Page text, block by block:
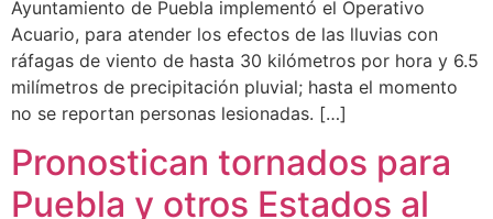
Ayuntamiento de Puebla implementó el Operativo
Acuario, para atender los efectos de las lluvias con
ráfagas de viento de hasta 30 kilómetros por hora y 6.5
milímetros de precipitación pluvial; hasta el momento
no se reportan personas lesionadas. […]
Pronostican tornados para
Puebla y otros Estados al